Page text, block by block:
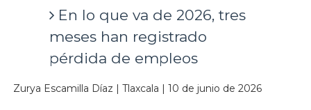
En lo que va de 2026, tres
meses han registrado
pérdida de empleos
Zurya Escamilla Díaz | Tlaxcala | 10 de junio de 2026